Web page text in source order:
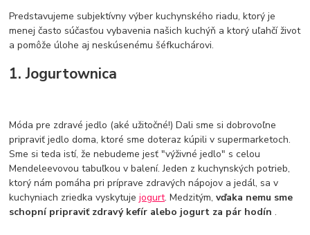
Zápustné umývadlá
sprchový záves
vodovodná batéria
čierna kúpelňová batéria
vaňa retro
voľne stojaca vaňa
retro kúpeľne
Nákup tovaru pre firmy bez DPH
Bez DPH
szco nakup bez dph nakupovanie na firmu bez dph
Predstavujeme subjektívny výber kuchynského riadu, ktorý je
menej často súčasťou vybavenia našich kuchýň a ktorý uľahčí život
a pomôže úlohe aj neskúsenému šéfkuchárovi.
1. Jogurtownica
Móda pre zdravé jedlo (aké užitočné!) Dali sme si dobrovoľne
pripraviť jedlo doma, ktoré sme doteraz kúpili v supermarketoch.
Sme si teda istí, že nebudeme jesť "výživné jedlo" s celou
Mendeleevovou tabuľkou v balení. Jeden z kuchynských potrieb,
ktorý nám pomáha pri príprave zdravých nápojov a jedál, sa v
kuchyniach zriedka vyskytujejogurt. Medzitým,vďaka nemu sme
schopní pripraviť zdravý kefír alebo jogurt za pár hodín.